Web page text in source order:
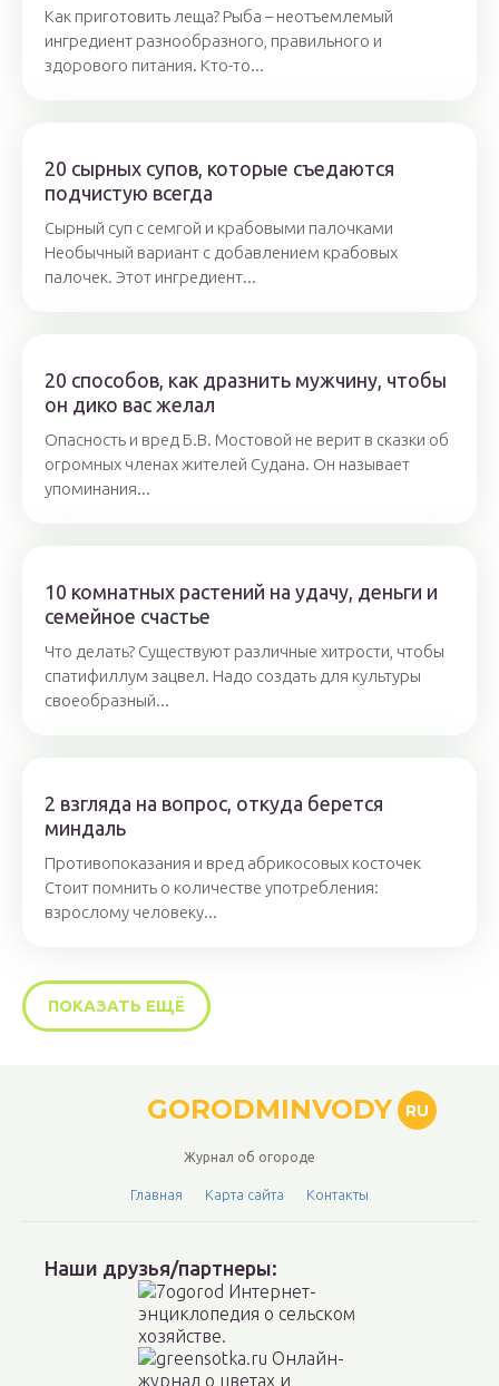
Как приготовить леща? Рыба – неотъемлемый
ингредиент разнообразного, правильного и
здорового питания. Кто-то...
20 сырных супов, которые съедаются
подчистую всегда
Сырный суп с семгой и крабовыми палочками
Необычный вариант с добавлением крабовых
палочек. Этот ингредиент...
20 способов, как дразнить мужчину, чтобы
он дико вас желал
Опасность и вред Б.В. Мостовой не верит в сказки об
огромных членах жителей Судана. Он называет
упоминания...
10 комнатных растений на удачу, деньги и
семейное счастье
Что делать? Существуют различные хитрости, чтобы
спатифиллум зацвел. Надо создать для культуры
своеобразный...
2 взгляда на вопрос, откуда берется
миндаль
Противопоказания и вред абрикосовых косточек
Стоит помнить о количестве употребления:
взрослому человеку...
ПОКАЗАТЬ ЕЩЁ
GORODMINVODY RU
Журнал об огороде
Главная Карта сайта Контакты
Наши друзья/партнеры: